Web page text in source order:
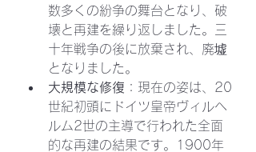
数多くの紛争の舞台となり、破
壊と再建を繰り返しました。三
十年戦争の後に放棄され、廃墟
となりました。
大規模な修復 ：現在の姿は、20
世紀初頭にドイツ皇帝ヴィルヘ
ルム2世の主導で行われた全面
的な再建の結果です。1900年